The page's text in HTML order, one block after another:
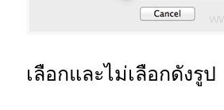
เลือกและไม่เลือกดังรูป